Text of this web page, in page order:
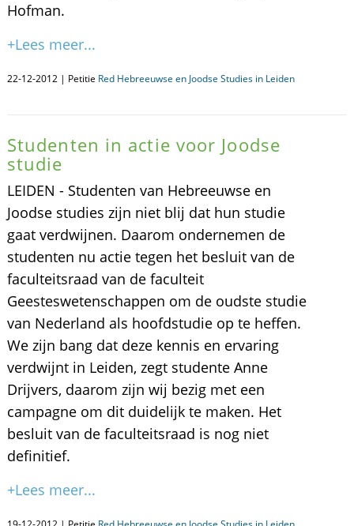
Hofman.
+Lees meer...
22-12-2012 | Petitie Red Hebreeuwse en Joodse Studies in Leiden
Studenten in actie voor Joodse
studie
LEIDEN - Studenten van Hebreeuwse en
Joodse studies zijn niet blij dat hun studie
gaat verdwijnen. Daarom ondernemen de
studenten nu actie tegen het besluit van de
faculteitsraad van de faculteit
Geesteswetenschappen om de oudste studie
van Nederland als hoofdstudie op te heffen.
We zijn bang dat deze kennis en ervaring
verdwijnt in Leiden, zegt studente Anne
Drijvers, daarom zijn wij bezig met een
campagne om dit duidelijk te maken. Het
besluit van de faculteitsraad is nog niet
definitief.
+Lees meer...